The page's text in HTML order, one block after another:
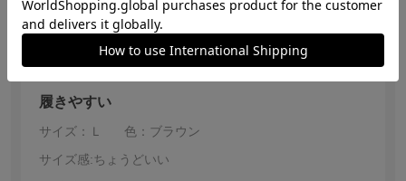
【投稿日：2026.8.2】
履きやすい
サイズ：Ｌ
色：ブラウン
サイズ感:ちょうどいい